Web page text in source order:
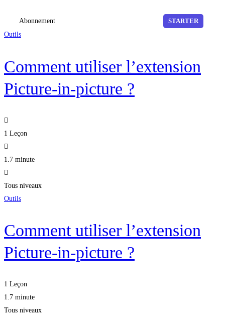
Abonnement
STARTER
Outils
Comment utiliser l’extension
Picture-in-picture ?
1 Leçon
1.7 minute
Tous niveaux
Outils
Comment utiliser l’extension
Picture-in-picture ?
1 Leçon
1.7 minute
Tous niveaux